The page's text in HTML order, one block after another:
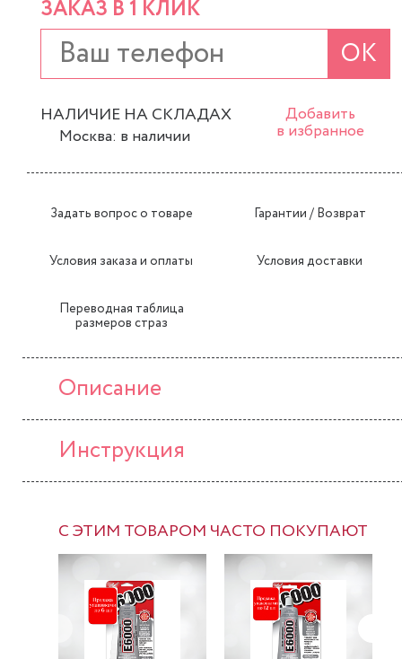
ЗАКАЗ В 1 КЛИК
ОК
НАЛИЧИЕ НА СКЛАДАХ
Москва: в наличии
Добавить
в избранное
Задать вопрос о товаре Гарантии / Возврат
Условия заказа и оплаты Условия доставки
Переводная таблица
размеров страз
Описание
Инструкция
С ЭТИМ ТОВАРОМ ЧАСТО ПОКУПАЮТ